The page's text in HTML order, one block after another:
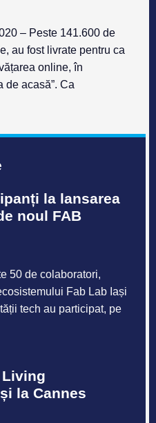
– Peste 141.600 de
au fost livrate pentru ca
online, în
de acasă”. Ca
la lansarea
noul FAB
50 de colaboratori,
Fab Lab Iași
tech au participat, pe
Living
la Cannes